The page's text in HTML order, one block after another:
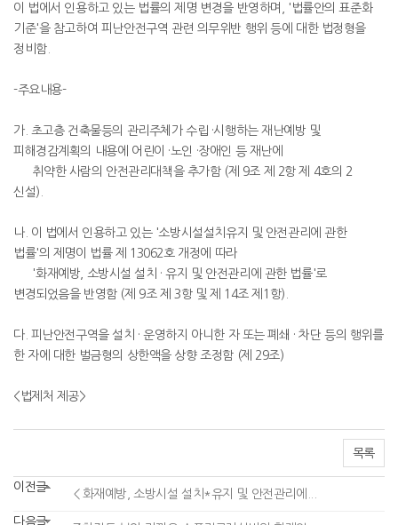
이 법에서 인용하고 있는 법률의 제명 변경을 반영하며, '법률안의 표준화
기준'을 참고하여 피난안전구역 관련 의무위반 행위 등에 대한 법정형을
정비함.
-주요내용-
가. 초고층 건축물등의 관리주체가 수립 ·시행하는 재난예방 및
피해경감계획의 내용에 어린이 ·노인 ·장애인 등 재난에
취약한 사람의 안전관리대책을 추가함 (제 9조 제 2항 제 4호의 2
신설).
나. 이 법에서 인용하고 있는 '소방시설설치유지 및 안전관리에 관한
법률'의 제명이 법률 제 13062호 개정에 따라
'화재예방, 소방시설 설치 · 유지 및 안전관리에 관한 법률'로
변경되었음을 반영함 (제 9조 제 3항 및 제 14조 제1항).
다. 피난안전구역을 설치 · 운영하지 아니한 자 또는 폐쇄 · 차단 등의 행위를
한 자에 대한 벌금형의 상한액을 상향 조정함 (제 29조)
<법제처 제공>
목록
이전글
＜화재예방, 소방시설 설치*유지 및 안전관리에...
다음글